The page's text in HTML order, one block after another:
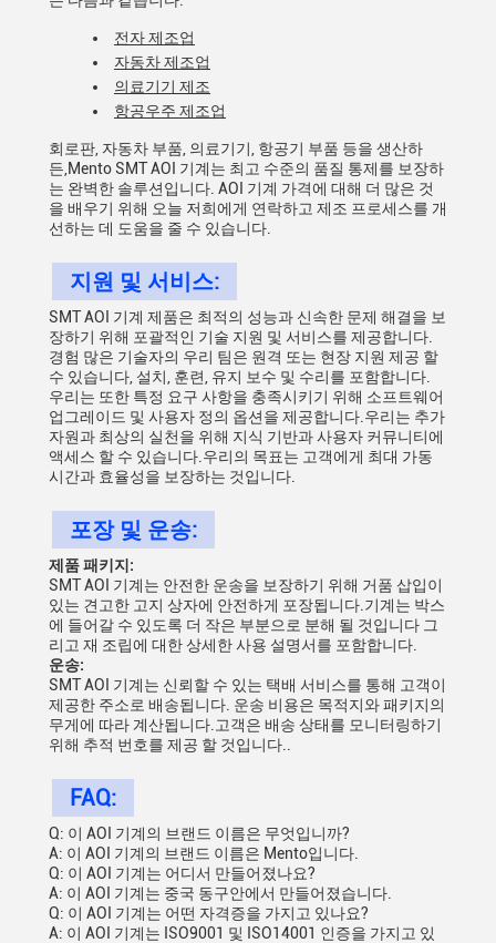
전자 제조업
자동차 제조업
의료기기 제조
항공우주 제조업
회로판, 자동차 부품, 의료기기, 항공기 부품 등을 생산하
든,Mento SMT AOI 기계는 최고 수준의 품질 통제를 보장하
는 완벽한 솔루션입니다. AOI 기계 가격에 대해 더 많은 것
을 배우기 위해 오늘 저희에게 연락하고 제조 프로세스를 개
선하는 데 도움을 줄 수 있습니다.
지원 및 서비스:
SMT AOI 기계 제품은 최적의 성능과 신속한 문제 해결을 보
장하기 위해 포괄적인 기술 지원 및 서비스를 제공합니다.
경험 많은 기술자의 우리 팀은 원격 또는 현장 지원 제공 할
수 있습니다, 설치, 훈련, 유지 보수 및 수리를 포함합니다.
우리는 또한 특정 요구 사항을 충족시키기 위해 소프트웨어
업그레이드 및 사용자 정의 옵션을 제공합니다.우리는 추가
자원과 최상의 실천을 위해 지식 기반과 사용자 커뮤니티에
액세스 할 수 있습니다.우리의 목표는 고객에게 최대 가동
시간과 효율성을 보장하는 것입니다.
포장 및 운송:
제품 패키지:
SMT AOI 기계는 안전한 운송을 보장하기 위해 거품 삽입이
있는 견고한 고지 상자에 안전하게 포장됩니다.기계는 박스
에 들어갈 수 있도록 더 작은 부분으로 분해 될 것입니다 그
리고 재 조립에 대한 상세한 사용 설명서를 포함합니다.
운송:
SMT AOI 기계는 신뢰할 수 있는 택배 서비스를 통해 고객이
제공한 주소로 배송됩니다. 운송 비용은 목적지와 패키지의
무게에 따라 계산됩니다.고객은 배송 상태를 모니터링하기
위해 추적 번호를 제공 할 것입니다..
FAQ:
Q: 이 AOI 기계의 브랜드 이름은 무엇입니까?
A: 이 AOI 기계의 브랜드 이름은 Mento입니다.
Q: 이 AOI 기계는 어디서 만들어졌나요?
A: 이 AOI 기계는 중국 동구안에서 만들어졌습니다.
Q: 이 AOI 기계는 어떤 자격증을 가지고 있나요?
A: 이 AOI 기계는 ISO9001 및 ISO14001 인증을 가지고 있